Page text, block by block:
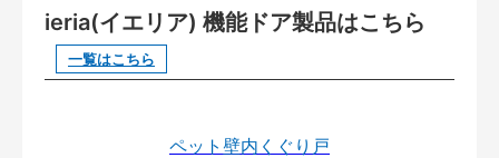
ieria(イエリア) 機能ドア製品はこちら
一覧はこちら
ペット壁内くぐり戸